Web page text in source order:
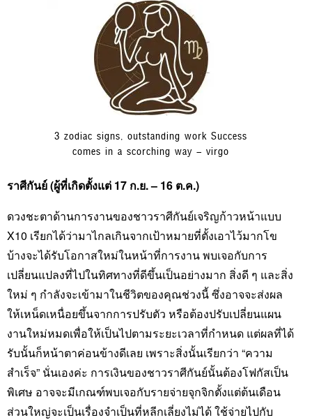
3 zodiac signs, outstanding work Success
comes in a scorching way – virgo
ราศีกันย์ (ผู้ที่เกิดตั้งแต่ 17 ก.ย. – 16 ต.ค.)
ดวงชะตาด้านการงานของชาวราศีกันย์เจริญก้าวหน้าแบบ
X10 เรียกได้ว่ามาไกลเกินจากเป้าหมายที่ตั้งเอาไว้มากโข
บ้างจะได้รับโอกาสใหม่ในหน้าที่การงาน พบเจอกับการ
เปลี่ยนแปลงที่ไปในทิศทางที่ดีขึ้นเป็นอย่างมาก สิ่งดี ๆ และสิ่ง
ใหม่ ๆ กำลังจะเข้ามาในชีวิตของคุณช่วงนี้ ซึ่งอาจจะส่งผล
ให้เหน็ดเหนื่อยขึ้นจากการปรับตัว หรือต้องปรับเปลี่ยนแผน
งานใหม่หมดเพื่อให้เป็นไปตามระยะเวลาที่กำหนด แต่ผลที่ได้
รับนั้นก็หน้าตาค่อนข้างดีเลย เพราะสิ่งนั้นเรียกว่า “ความ
สำเร็จ” นั่นเองค่ะ การเงินของชาวราศีกันย์นั้นต้องโฟกัสเป็น
พิเศษ อาจจะมีเกณฑ์พบเจอกับรายจ่ายจุกจิกตั้งแต่ต้นเดือน
ส่วนใหญ่จะเป็นเรื่องจำเป็นที่หลีกเลี่ยงไม่ได้ ใช้จ่ายไปกับ